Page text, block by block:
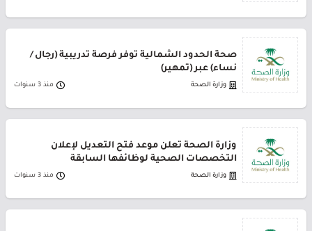
صحة الحدود الشمالية توفر فرصة تدريبية (رجال /
نساء) عبر (تمهير)
وزارة الصحة منذ 3 سنوات
وزارة الصحة تعلن موعد فتح التعديل لإعلان
التخصصات الصحية لوظائفها السابقة
وزارة الصحة منذ 3 سنوات